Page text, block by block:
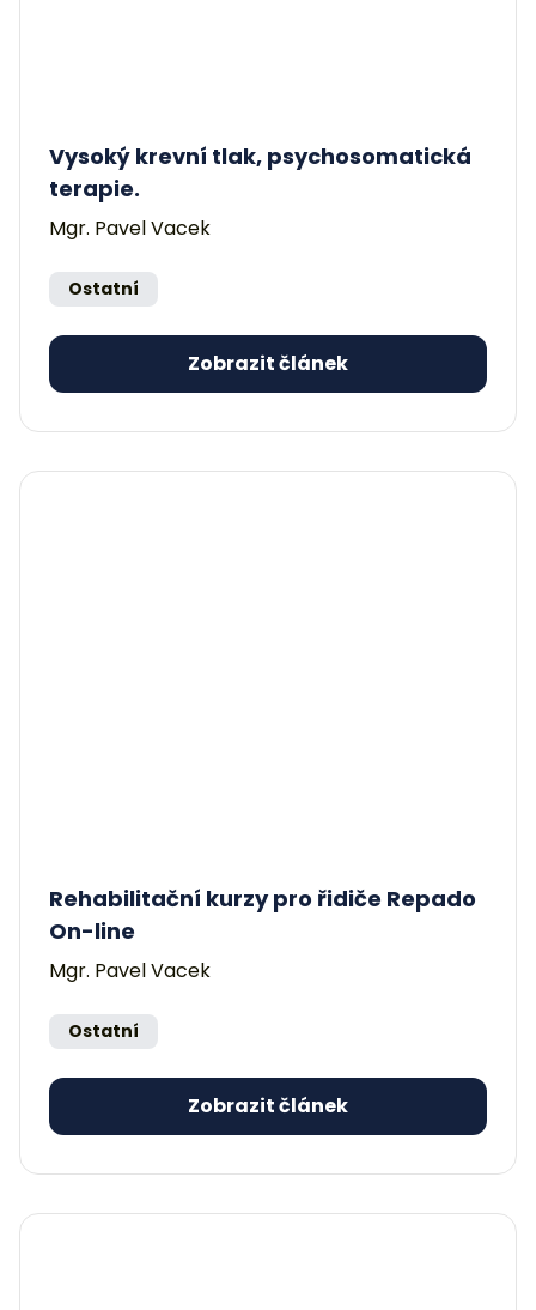
Vysoký krevní tlak, psychosomatická
terapie.
Mgr. Pavel Vacek
Ostatní
Zobrazit článek
Rehabilitační kurzy pro řidiče Repado
On-line
Mgr. Pavel Vacek
Ostatní
Zobrazit článek